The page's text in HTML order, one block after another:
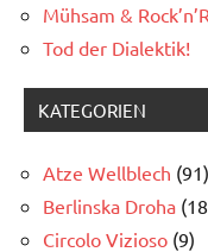
Mühsam &
Tod der Dialektik!
KATEGORIEN
Atze Wellblech (91)
Berlinska Droha
Circolo Vizioso (9)